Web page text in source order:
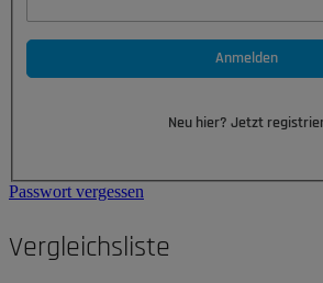
Anmelden
Neu hier? Jetzt
Passwort vergessen
Vergleichsliste